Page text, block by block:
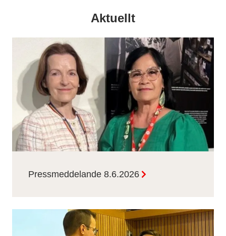
Aktuellt
Pressmeddelande 8.6.2026